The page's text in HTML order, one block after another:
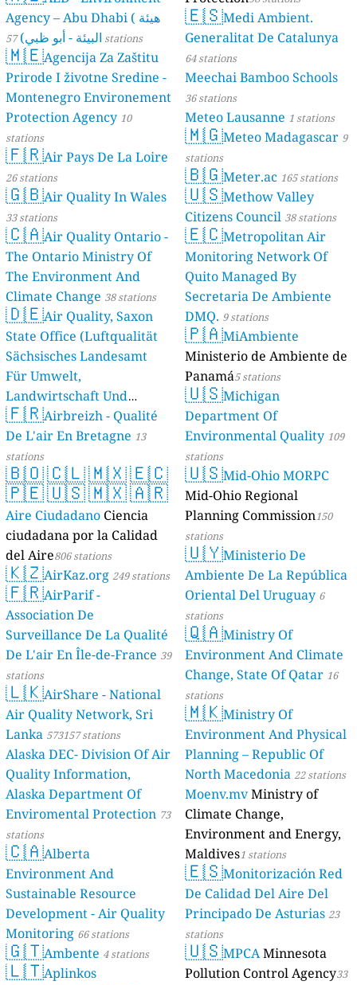
Agency – Abu Dhabi ( هيئة
البيئة - أبو ظبي) 57 stations
🇲🇪Agencija Za Zaštitu
Prirode I životne Sredine -
Montenegro Environement
Protection Agency 10
stations
🇫🇷Air Pays De La Loire
26 stations
🇬🇧Air Quality In Wales
33 stations
🇨🇦Air Quality Ontario -
The Ontario Ministry Of
The Environment And
Climate Change 38 stations
🇩🇪Air Quality, Saxon
State Office (Luftqualität
Sächsisches Landesamt
Für Umwelt,
Landwirtschaft Und
Geologie) 50 stations
🇫🇷Airbreizh - Qualité
De L'air En Bretagne 13
stations
🇧🇴🇨🇱🇲🇽🇪🇨
🇵🇪🇺🇸🇲🇽🇦🇷
Aire Ciudadano Ciencia
ciudadana por la Calidad
del Aire806 stations
🇰🇿AirKaz.org 249 stations
🇫🇷AirParif -
Association De
Surveillance De La Qualité
De L'air En Île-de-France 39
stations
🇱🇰AirShare - National
Air Quality Network, Sri
Lanka 573157 stations
Alaska DEC- Division Of Air
Quality Information,
Alaska Department Of
Enviromental Protection 73
stations
🇨🇦Alberta
Environment And
Sustainable Resource
Development - Air Quality
Monitoring 66 stations
🇬🇹Ambente 4 stations
🇱🇹Aplinkos
🇪🇸Medi Ambient.
Generalitat De Catalunya
64 stations
Meechai Bamboo Schools
36 stations
Meteo Lausanne 1 stations
🇲🇬Meteo Madagascar 9
stations
🇧🇬Meter.ac 165 stations
🇺🇸Methow Valley
Citizens Council 38 stations
🇪🇨Metropolitan Air
Monitoring Network Of
Quito Managed By
Secretaria De Ambiente
DMQ. 9 stations
🇵🇦MiAmbiente
Ministerio de Ambiente de
Panamá5 stations
🇺🇸Michigan
Department Of
Environmental Quality 109
stations
🇺🇸Mid-Ohio MORPC
Mid-Ohio Regional
Planning Commission150
stations
🇺🇾Ministerio De
Ambiente De La República
Oriental Del Uruguay 6
stations
🇶🇦Ministry Of
Environment And Climate
Change, State Of Qatar 16
stations
🇲🇰Ministry Of
Environment And Physical
Planning – Republic Of
North Macedonia 22 stations
Moenv.mvMinistry of
Climate Change,
Environment and Energy,
Maldives1 stations
🇪🇸Monitorización Red
De Calidad Del Aire Del
Principado De Asturias 23
stations
🇺🇸MPCAMinnesota
Pollution Control Agency33